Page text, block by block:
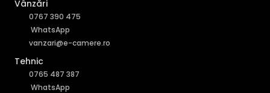
pe timpul zilei, pentru a evita anumitele defecte de
afisare a culorilor, iar pe timpul noptii acesta este retras
pentru a permite luminii in infrarosu sa treaca,
imbunatatind vizibilitatea camerei in modul alb/negru.
Vânzări
0767 390 475
WhatsApp
vanzari@e-camere.ro
Tehnic
0765 487 387
WhatsApp